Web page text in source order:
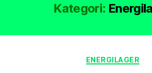
Kategori:
Kategorier
ENERGILAGER